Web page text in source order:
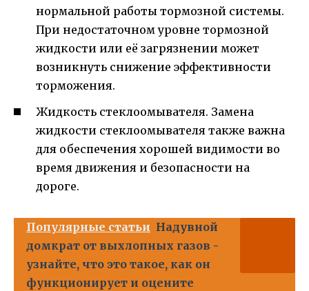
нормальной работы тормозной системы.
При недостаточном уровне тормозной
жидкости или её загрязнении может
возникнуть снижение эффективности
торможения.
Жидкость стеклоомывателя. Замена
жидкости стеклоомывателя также важна
для обеспечения хорошей видимости во
время движения и безопасности на
дороге.
Популярные статьи Надувной
домкрат от выхлопных газов -
узнайте, что это такое, как он
функционирует и оцените